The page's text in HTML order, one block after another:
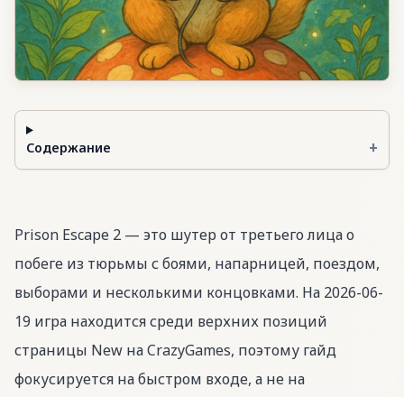
Содержание +
Prison Escape 2 — это шутер от третьего лица о
побеге из тюрьмы с боями, напарницей, поездом,
выборами и несколькими концовками. На 2026-06-
19 игра находится среди верхних позиций
страницы New на CrazyGames, поэтому гайд
фокусируется на быстром входе, а не на